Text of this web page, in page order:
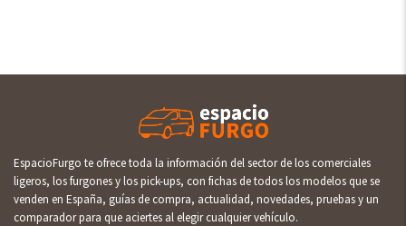
EspacioFurgo te ofrece toda la información del sector de los comerciales
ligeros, los furgones y los pick-ups, con fichas de todos los modelos que se
venden en España, guías de compra, actualidad, novedades, pruebas y un
comparador para que aciertes al elegir cualquier vehículo.